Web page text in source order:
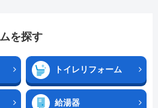
を探す
トイレリフォーム
給湯器